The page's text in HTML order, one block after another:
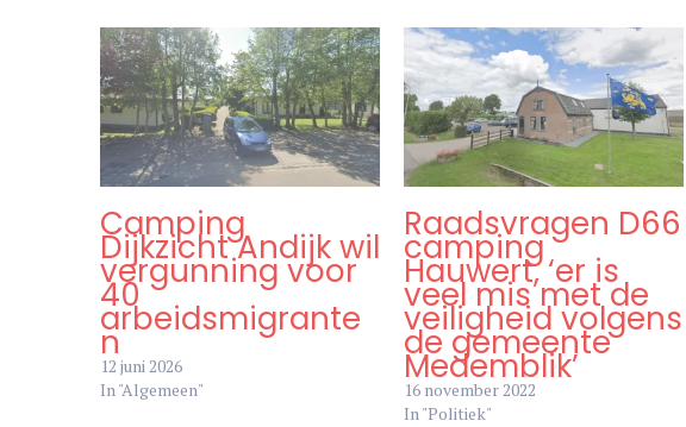
Camping
Dijkzicht Andijk wil
vergunning voor
40
arbeidsmigrante
n
12 juni 2026
In "Algemeen"
Raadsvragen D66
camping
Hauwert, ‘er is
veel mis met de
veiligheid volgens
de gemeente
Medemblik’
16 november 2022
In "Politiek"